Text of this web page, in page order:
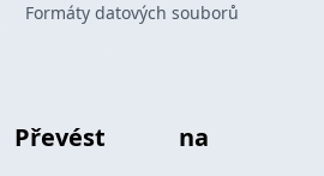
Převést na
Formáty datových souborů